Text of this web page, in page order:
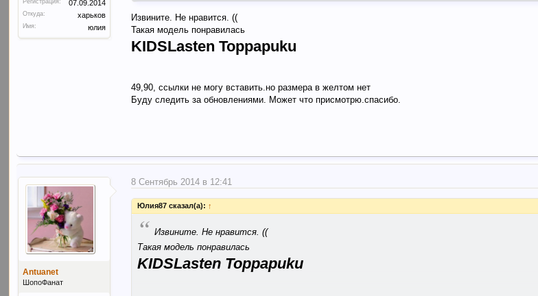
07.09.2014
Откуда: харьков
Имя: юлия
2. LASSIE by REIMA вот такой вариант:
Ссылки на офиц. сайт:
- куртка -
http://www.netanttila.com/shop/fi/netanttila/lassie-lasten-toppatakki-5690581
Еще вот такой вариант LASSIE by REIMA - http://www.netanttila.com/shop/fi/netanttila/
Также еще могу предложить HUPPA и TRAVALLE - если интересно - пишите))
Извините. Не нравится. ((
Такая модель понравилась
KIDSLasten Toppapuku
49,90, ссылки не могу вставить.но размера в желтом нет
Буду следить за обновлениями. Может что присмотрю.спасибо.
Antuanet
ШопоФанат
8 Сентябрь 2014 в 12:41
Юлия87 сказал(а): ↑
“ Извините. Не нравится. ((
Такая модель понравилась
KIDSLasten Toppapuku